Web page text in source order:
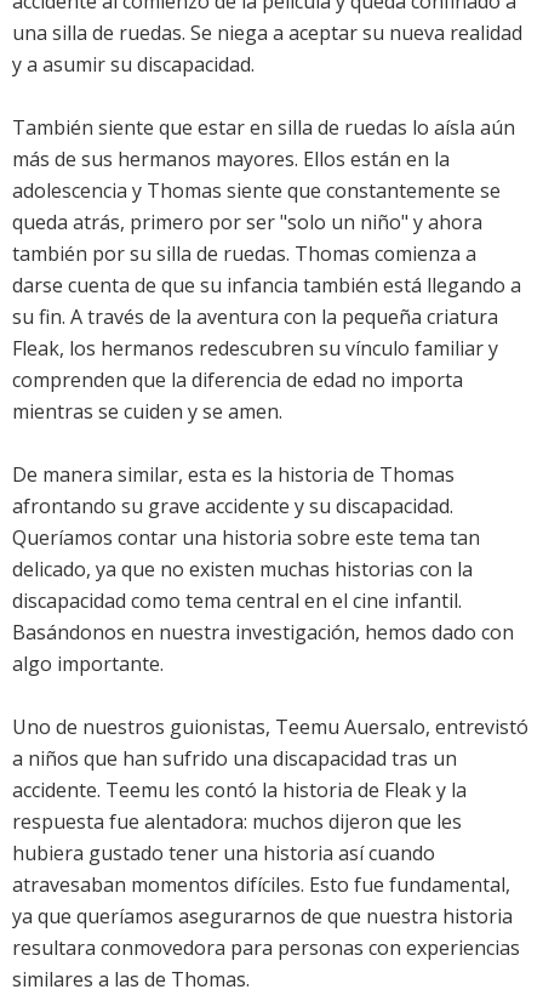
una silla de ruedas. Se niega a aceptar su nueva realidad
y a asumir su discapacidad.
También siente que estar en silla de ruedas lo aísla aún
más de sus hermanos mayores. Ellos están en la
adolescencia y Thomas siente que constantemente se
queda atrás, primero por ser "solo un niño" y ahora
también por su silla de ruedas. Thomas comienza a
darse cuenta de que su infancia también está llegando a
su fin. A través de la aventura con la pequeña criatura
Fleak, los hermanos redescubren su vínculo familiar y
comprenden que la diferencia de edad no importa
mientras se cuiden y se amen.
De manera similar, esta es la historia de Thomas
afrontando su grave accidente y su discapacidad.
Queríamos contar una historia sobre este tema tan
delicado, ya que no existen muchas historias con la
discapacidad como tema central en el cine infantil.
Basándonos en nuestra investigación, hemos dado con
algo importante.
Uno de nuestros guionistas, Teemu Auersalo, entrevistó
a niños que han sufrido una discapacidad tras un
accidente. Teemu les contó la historia de Fleak y la
respuesta fue alentadora: muchos dijeron que les
hubiera gustado tener una historia así cuando
atravesaban momentos difíciles. Esto fue fundamental,
ya que queríamos asegurarnos de que nuestra historia
resultara conmovedora para personas con experiencias
similares a las de Thomas.